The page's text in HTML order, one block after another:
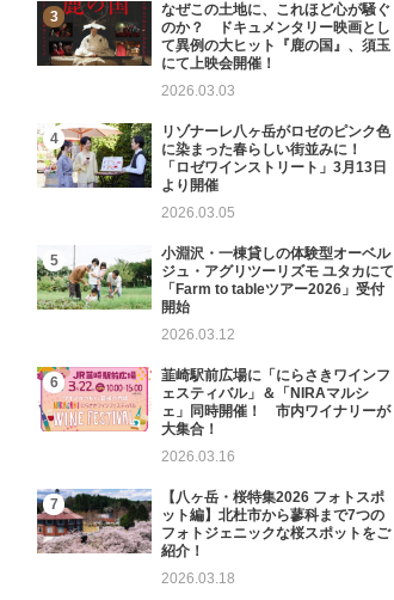
なぜこの土地に、これほど心が騒ぐ
のか？ ドキュメンタリー映画とし
て異例の大ヒット『鹿の国』、須玉
にて上映会開催！
2026.03.03
リゾナーレ八ヶ岳がロゼのピンク色
に染まった春らしい街並みに！
「ロゼワインストリート」3月13日
より開催
2026.03.05
小淵沢・一棟貸しの体験型オーベル
ジュ・アグリツーリズモ ユタカにて
「Farm to tableツアー2026」受付
開始
2026.03.12
韮崎駅前広場に「にらさきワインフ
ェスティバル」＆「NIRAマルシ
ェ」同時開催！ 市内ワイナリーが
大集合！
2026.03.16
【八ヶ岳・桜特集2026 フォトスポ
ット編】北杜市から蓼科まで7つの
フォトジェニックな桜スポットをご
紹介！
2026.03.18